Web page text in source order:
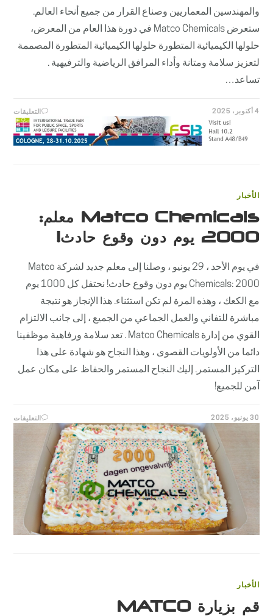
والمهندسين المعماريين وصناع القرار من جميع أنحاء العالم.
ستعرض Matco Chemicals في دورة هذا العام من المعرض،
حلولها الكيميائية المتطورة حلولها الكيميائية المتطورة المصممة
لتعزيز سلامة ومتانة وأداء المرافق الرياضية والترفيهية .
تساعد…
التعليقاتعلى
في
معرض
الأخبار
Matco Chemicals معلم:
2000 يوم دون وقوع حادث!
في يوم الأحد ، 29 يونيو ، وصلنا إلى معلم جديد لشركة Matco
Chemicals: 2000 يوم دون وقوع حادث! نحتفل كل 1000 يوم
مع الكعك ، وهذه المرة لم تكن استثناء. هذا الإنجاز هو نتيجة
مباشرة للتفاني والعمل الجماعي من الجميع ، إلى جانب الالتزام
القوي من إدارة Matco Chemicals . تعد سلامة ورفاهية موظفينا
دائما من الأولويات القصوى ، وهذا النجاح هو شهادة على هذا
التركيز المستمر. إليك النجاح المستمر والحفاظ على مكان عمل
آمن للجميع!
التعليقاتعلى
وقوع
الأخبار
قم بزيارة MATCO